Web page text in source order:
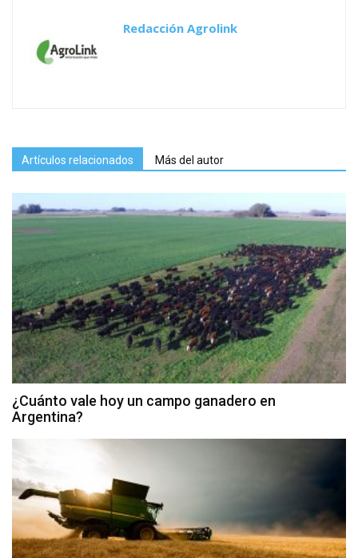
Redacción Agrolink
Artículos relacionados Más del autor
¿Cuánto vale hoy un campo ganadero en
Argentina?